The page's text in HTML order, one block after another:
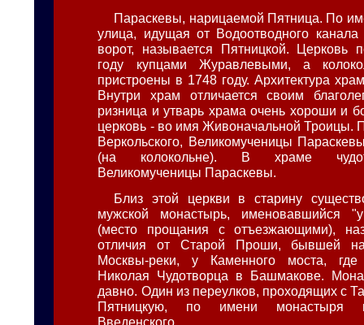
Параскевы, нарицаемой Пятница. По
улица, идущая от Водоотводного канала
ворот, называется Пятницкой. Церковь
году купцами Журавлевыми, а
пристроены в 1748 году. Архитектура
Внутри храм отличается своим
ризница и утварь храма очень хороши и
церковь - во имя Живоначальной Троицы.
Веркольского, Великомученицы
(на колокольне). В храме
Великомученицы Параскевы.
Близ этой церкви в старину
мужской монастырь, именовавшийся
(место прощания с отъезжающими),
отличия от Старой Проши, бывшей
Москвы-реки, у Каменного моста, где
Николая Чудотворца в Башмакове.
давно. Один из переулков, проходящих с
Пятницкую, по имени монастыря
Введенского.